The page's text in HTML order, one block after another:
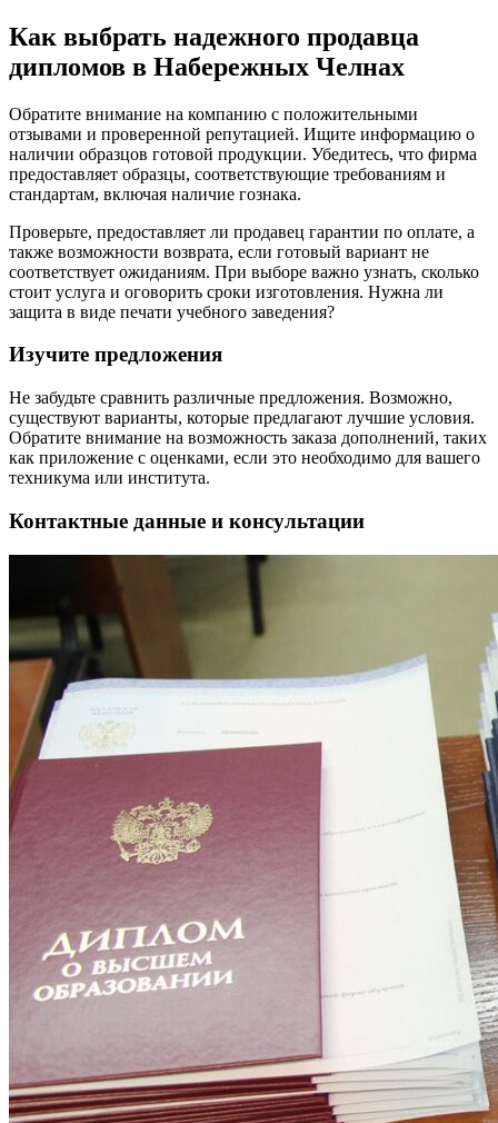
Как выбрать надежного продавца
дипломов в Набережных Челнах
Обратите внимание на компанию с положительными
отзывами и проверенной репутацией. Ищите информацию о
наличии образцов готовой продукции. Убедитесь, что фирма
предоставляет образцы, соответствующие требованиям и
стандартам, включая наличие гознака.
Проверьте, предоставляет ли продавец гарантии по оплате, а
также возможности возврата, если готовый вариант не
соответствует ожиданиям. При выборе важно узнать, сколько
стоит услуга и оговорить сроки изготовления. Нужна ли
защита в виде печати учебного заведения?
Изучите предложения
Не забудьте сравнить различные предложения. Возможно,
существуют варианты, которые предлагают лучшие условия.
Обратите внимание на возможность заказа дополнений, таких
как приложение с оценками, если это необходимо для вашего
техникума или института.
Контактные данные и консультации